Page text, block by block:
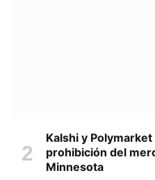
Kalshi y
prohibición del
Minnesota